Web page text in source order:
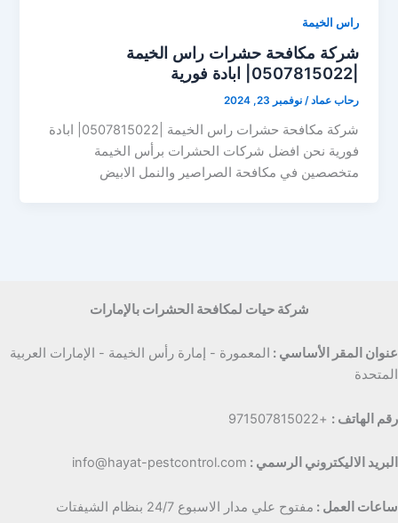
راس الخيمة
شركة مكافحة حشرات راس الخيمة
|0507815022| ابادة فورية
رحاب عماد/نوفمبر 23, 2024
شركة مكافحة حشرات راس الخيمة |0507815022| ابادة
فورية نحن افضل شركات الحشرات برأس الخيمة
متخصصين في مكافحة الصراصير والنمل الابيض
شركة حيات لمكافحة الحشرات بالإمارات
عنوان المقر الأساسي : المعمورة - إمارة رأس الخيمة - الإمارات العربية
المتحدة
رقم الهاتف : +971507815022
البريد الاليكتروني الرسمي : info@hayat-pestcontrol.com
ساعات العمل : مفتوح علي مدار الاسبوع 24/7 بنظام الشيفتات